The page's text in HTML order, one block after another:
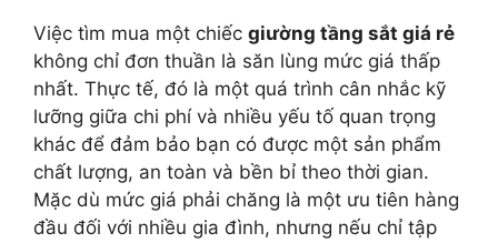
Việc tìm mua một chiếc giường tầng sắt giá rẻ
không chỉ đơn thuần là săn lùng mức giá thấp
nhất. Thực tế, đó là một quá trình cân nhắc kỹ
lưỡng giữa chi phí và nhiều yếu tố quan trọng
khác để đảm bảo bạn có được một sản phẩm
chất lượng, an toàn và bền bỉ theo thời gian.
Mặc dù mức giá phải chăng là một ưu tiên hàng
đầu đối với nhiều gia đình, nhưng nếu chỉ tập